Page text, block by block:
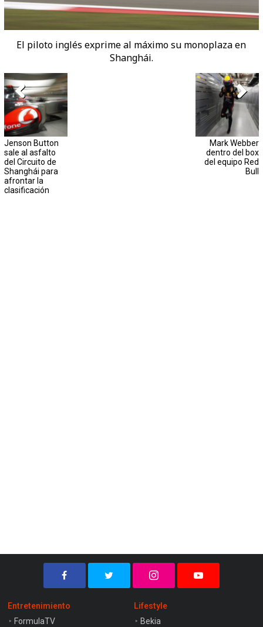
El piloto inglés exprime al máximo su monoplaza en
Shanghái.
Jenson Button
sale al asfalto
del Circuito de
Shanghái para
afrontar la
clasificación
Mark Webber
dentro del box
del equipo Red
Bull
Entretenimiento
FormulaTV
Lifestyle
Bekia